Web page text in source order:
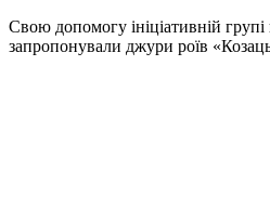
Свою допомогу ініціативній групі
запропонували джури роїв